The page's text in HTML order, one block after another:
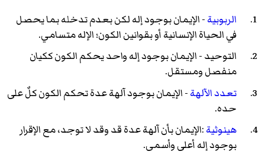
الربوبية- الإيمان بوجود إله لكن بعدم تدخله بما يحصل
في الحياة الإنسانية أو بقوانين الكون؛ الإله متسامي.
التوحيد - الإيمان بوجود إله واحد يحكم الكون ككيان
منفصل ومستقل.
تعدد الآلهة- الإيمان بوجود آلهة عدة تحكم الكون كلٌ على
حده.
هينوثية:الإيمان بأن آلهة عدة قد وقد لا توجد، مع الإقرار
بوجود إله أعلى وأسمى.